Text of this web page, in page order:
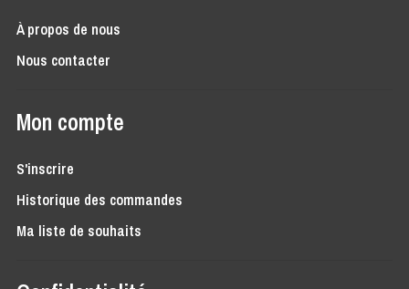
À propos de nous
Nous contacter
Mon compte
S'inscrire
Historique des commandes
Ma liste de souhaits